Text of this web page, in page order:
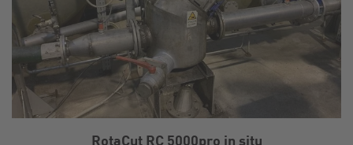
RotaCut RC 5000pro in situ